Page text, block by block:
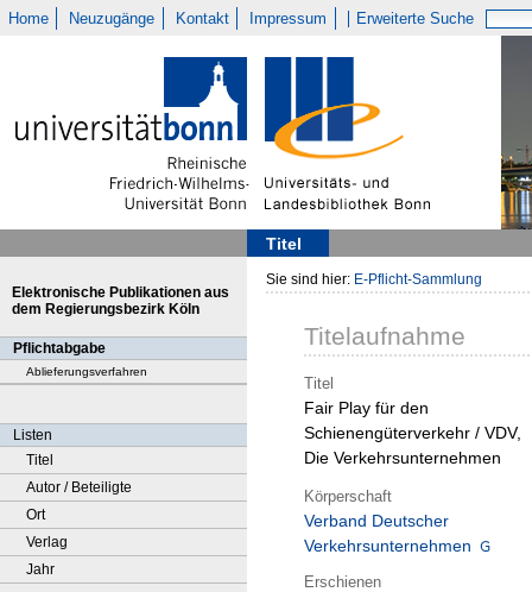
Home Neuzugänge Kontakt Impressum Erweiterte Suche
Titel
Elektronische Publikationen aus
dem Regierungsbezirk Köln
Pflichtabgabe
Ablieferungsverfahren
Listen
Titel
Autor / Beteiligte
Ort
Verlag
Jahr
Sie sind hier: E-Pflicht-Sammlung
Titelaufnahme
Titel
Fair Play für den
Schienengüterverkehr / VDV,
Die Verkehrsunternehmen
Körperschaft
Verband Deutscher
Verkehrsunternehmen
Erschienen